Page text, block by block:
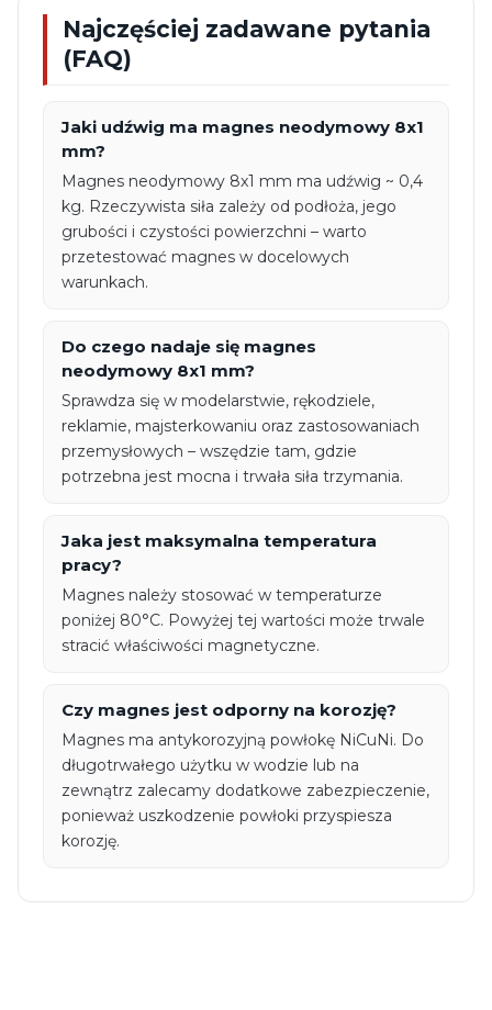
Najczęściej zadawane pytania
(FAQ)
Jaki udźwig ma magnes neodymowy 8x1
mm?
Magnes neodymowy 8x1 mm ma udźwig ~ 0,4
kg. Rzeczywista siła zależy od podłoża, jego
grubości i czystości powierzchni – warto
przetestować magnes w docelowych
warunkach.
Do czego nadaje się magnes
neodymowy 8x1 mm?
Sprawdza się w modelarstwie, rękodziele,
reklamie, majsterkowaniu oraz zastosowaniach
przemysłowych – wszędzie tam, gdzie
potrzebna jest mocna i trwała siła trzymania.
Jaka jest maksymalna temperatura
pracy?
Magnes należy stosować w temperaturze
poniżej 80°C. Powyżej tej wartości może trwale
stracić właściwości magnetyczne.
Czy magnes jest odporny na korozję?
Magnes ma antykorozyjną powłokę NiCuNi. Do
długotrwałego użytku w wodzie lub na
zewnątrz zalecamy dodatkowe zabezpieczenie,
ponieważ uszkodzenie powłoki przyspiesza
korozję.